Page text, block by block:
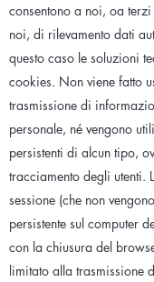
consentono a noi, oa
noi, di rilevamento dati
questo caso le soluzioni
cookies. Non viene fatto
trasmissione di
personale, né vengono
persistenti di alcun tipo,
tracciamento degli utenti.
sessione (che non
persistente sul computer
con la chiusura del
limitato alla trasmissione